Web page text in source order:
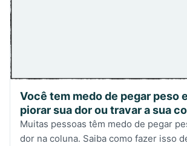
Você tem medo de pegar peso
piorar sua dor ou travar a sua
Muitas pessoas têm medo de pegar
dor na coluna. Saiba como fazer isso